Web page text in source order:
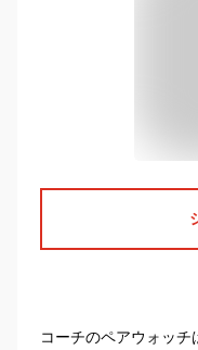
コーチのペアウォッ